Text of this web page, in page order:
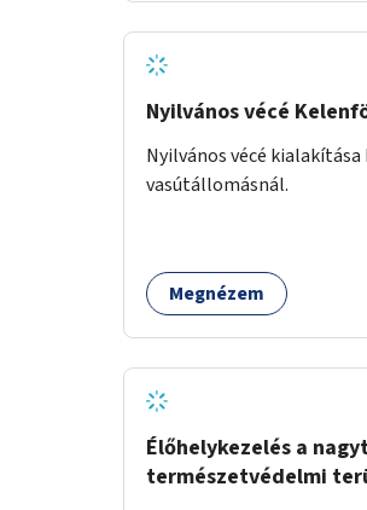
Nyilvános vécé
Nyilvános vécé
vasútállomásnál.
Megnézem
Élőhelykezelés a
természetvédelmi